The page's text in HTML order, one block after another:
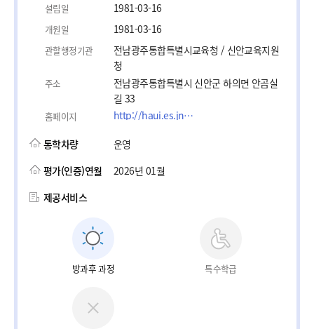
설립일 1981-03-16
개원일 1981-03-16
관할행정기관
전남광주통합특별시교육청 / 신안교육지원
청
주소
전남광주통합특별시 신안군 하의면 안곰실
길 33
홈페이지 http://haui.es.jne.kr
통학차량
운영
평가(인증)연월
2026년 01월
제공서비스
방과후 과정 특수학급